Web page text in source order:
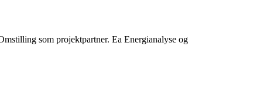
som projektpartner. Ea Energianalyse og